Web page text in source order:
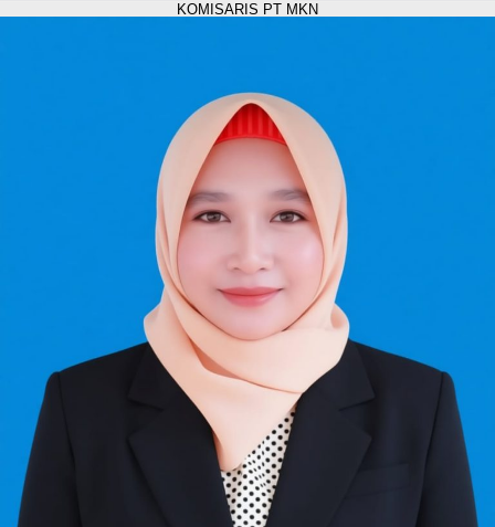
KOMISARIS PT MKN